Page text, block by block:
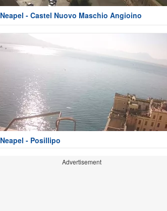
Neapel - Castel Nuovo Maschio Angioino
Neapel - Posillipo
Advertisement